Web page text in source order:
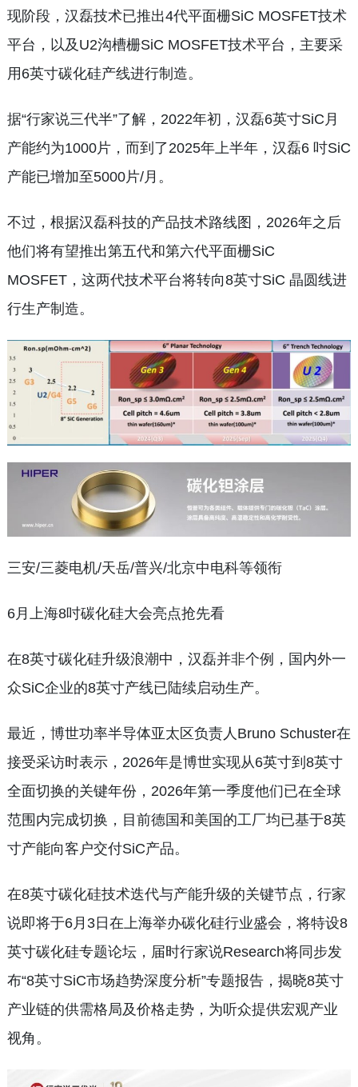
现阶段，汉磊技术已推出4代平面栅SiC MOSFET技术
平台，以及U2沟槽栅SiC MOSFET技术平台，主要采
用6英寸碳化硅产线进行制造。
据“行家说三代半”了解，2022年初，汉磊6英寸SiC月
产能约为1000片，而到了2025年上半年，汉磊6 吋SiC
产能已增加至5000片/月。
不过，根据汉磊科技的产品技术路线图，2026年之后
他们将有望推出第五代和第六代平面栅SiC
MOSFET，这两代技术平台将转向8英寸SiC 晶圆线进
行生产制造。
三安/三菱电机/天岳/普兴/北京中电科等领衔
6月上海8吋碳化硅大会亮点抢先看
在8英寸碳化硅升级浪潮中，汉磊并非个例，国内外一
众SiC企业的8英寸产线已陆续启动生产。
最近，博世功率半导体亚太区负责人Bruno Schuster在
接受采访时表示，2026年是博世实现从6英寸到8英寸
全面切换的关键年份，2026年第一季度他们已在全球
范围内完成切换，目前德国和美国的工厂均已基于8英
寸产能向客户交付SiC产品。
在8英寸碳化硅技术迭代与产能升级的关键节点，行家
说即将于6月3日在上海举办碳化硅行业盛会，将特设8
英寸碳化硅专题论坛，届时行家说Research将同步发
布“8英寸SiC市场趋势深度分析”专题报告，揭晓8英寸
产业链的供需格局及价格走势，为听众提供宏观产业
视角。